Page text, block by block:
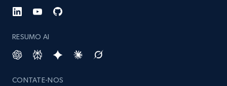
RESUMO AI
CONTATE-NOS